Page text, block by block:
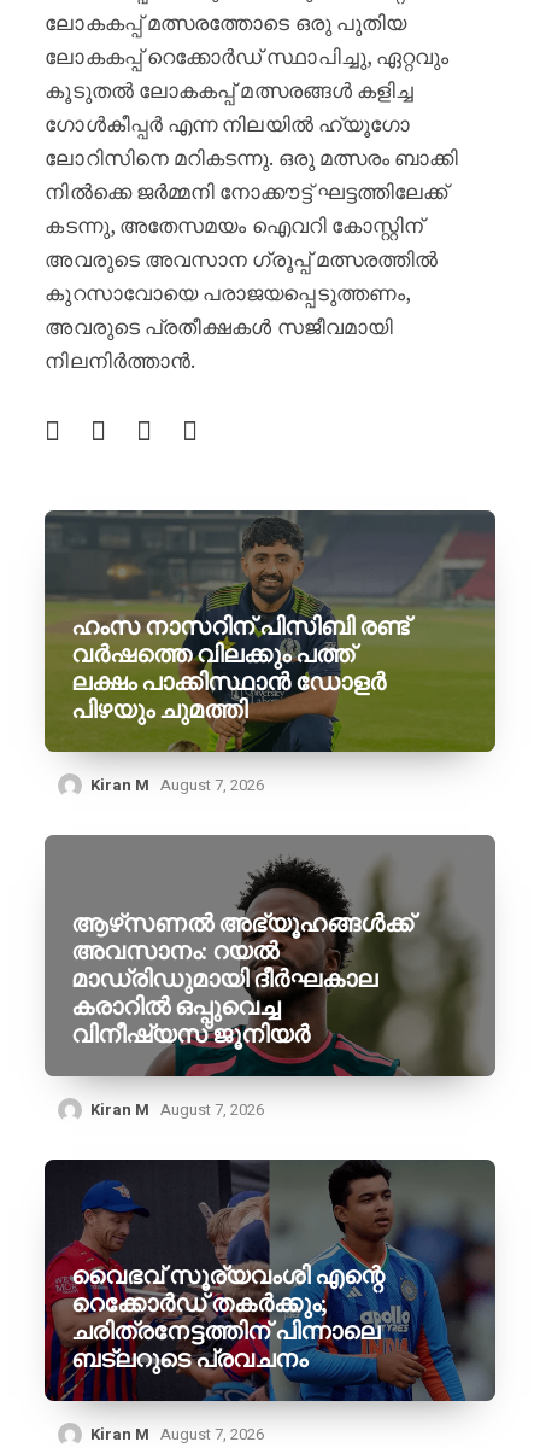
ലോകകപ്പ് മത്സരത്തോടെ ഒരു പുതിയ
ലോകകപ്പ് റെക്കോർഡ് സ്ഥാപിച്ചു, ഏറ്റവും
കൂടുതൽ ലോകകപ്പ് മത്സരങ്ങൾ കളിച്ച
ഗോൾകീപ്പർ എന്ന നിലയിൽ ഹ്യൂഗോ
ലോറിസിനെ മറികടന്നു. ഒരു മത്സരം ബാക്കി
നിൽക്കെ ജർമ്മനി നോക്കൗട്ട് ഘട്ടത്തിലേക്ക്
കടന്നു, അതേസമയം ഐവറി കോസ്റ്റിന്
അവരുടെ അവസാന ഗ്രൂപ്പ് മത്സരത്തിൽ
കുറസാവോയെ പരാജയപ്പെടുത്തണം,
അവരുടെ പ്രതീക്ഷകൾ സജീവമായി
നിലനിർത്താൻ.
ഹംസ നാസറിന് പിസിബി രണ്ട്
വർഷത്തെ വിലക്കും പത്ത്
ലക്ഷം പാക്കിസ്ഥാൻ ഡോളർ
പിഴയും ചുമത്തി
Kiran M August 7, 2026
ആഴ്‌സണൽ അഭ്യൂഹങ്ങൾക്ക്
അവസാനം: റയൽ
മാഡ്രിഡുമായി ദീർഘകാല
കരാറിൽ ഒപ്പുവെച്ച
വിനീഷ്യസ് ജൂനിയർ
Kiran M August 7, 2026
വൈഭവ് സൂര്യവംശി എന്റെ
റെക്കോർഡ് തകർക്കും;
ചരിത്രനേട്ടത്തിന് പിന്നാലെ
ബട്‌ലറുടെ പ്രവചനം
Kiran M August 7, 2026